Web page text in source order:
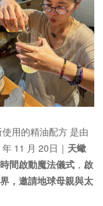
用的精油配方 是由
11 月 20日｜ 天蠍
間啟動魔法儀式 ， 啟
，邀請地球母親與太